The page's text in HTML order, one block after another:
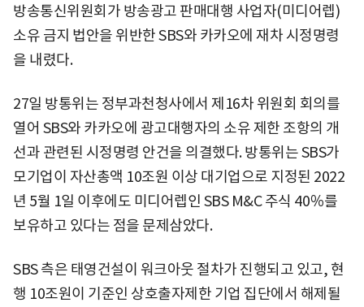
방송통신위원회가 방송광고 판매대행 사업자(미디어렙)
소유 금지 법안을 위반한 SBS와 카카오에 재차 시정명령
을 내렸다.
27일 방통위는 정부과천청사에서 제16차 위원회 회의를
열어 SBS와 카카오에 광고대행자의 소유 제한 조항의 개
선과 관련된 시정명령 안건을 의결했다. 방통위는 SBS가
모기업이 자산총액 10조원 이상 대기업으로 지정된 2022
년 5월 1일 이후에도 미디어렙인 SBS M&C 주식 40％를
보유하고 있다는 점을 문제삼았다.
SBS 측은 태영건설이 워크아웃 절차가 진행되고 있고, 현
행 10조원이 기준인 상호출자제한 기업 집단에서 해제될